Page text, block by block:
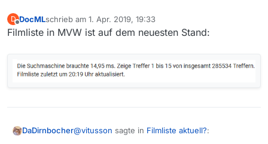
D
Offline
DocMLschrieb am 1. Apr. 2019, 19:33
zuletzt editiert von
Filmliste in MVW ist auf dem neuesten Stand:
DaDirnbocher@vitusson sagte in Filmliste aktuell?: